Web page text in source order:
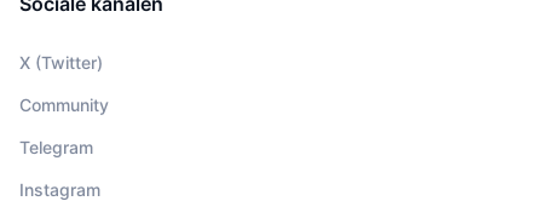
X (Twitter)
Community
Telegram
Instagram